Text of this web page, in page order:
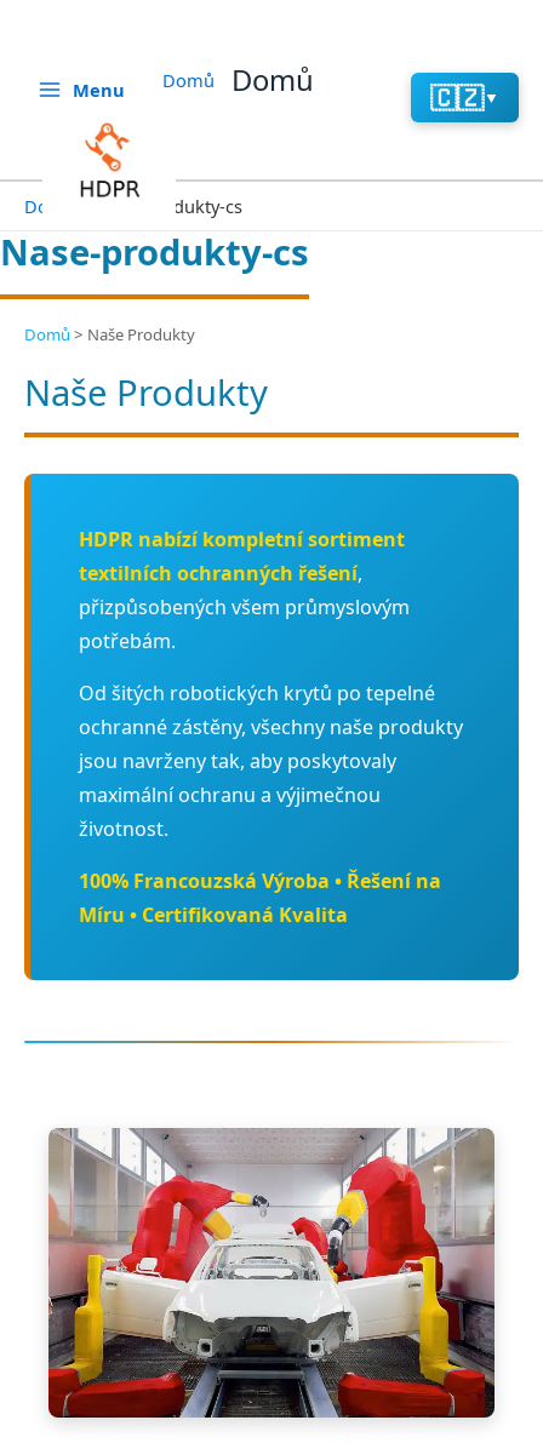
🇨🇿▼
Menu
Domů Domů
Domů Nase-produkty-cs
Nase-produkty-cs
Domů > Naše Produkty
Naše Produkty
HDPR nabízí kompletní sortiment
textilních ochranných řešení,
přizpůsobených všem průmyslovým
potřebám.
Od šitých robotických krytů po tepelné
ochranné zástěny, všechny naše produkty
jsou navrženy tak, aby poskytovaly
maximální ochranu a výjimečnou
životnost.
100% Francouzská Výroba • Řešení na
Míru • Certifikovaná Kvalita